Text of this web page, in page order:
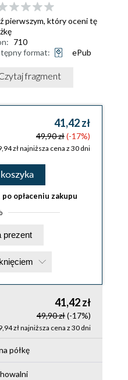
pierwszym, który oceni tę
710
format:
ePub
fragment
41,42 zł
49,90 zł(-17%)
zł najniższa cena z 30 dni
opłaceniu zakupu
Kup na prezent
41,42 zł
49,90 zł(-17%)
zł najniższa cena z 30 dni
półkę